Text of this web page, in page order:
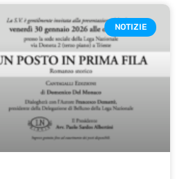
NOTIZIE